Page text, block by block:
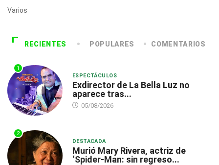
Varios
RECIENTES POPULARES COMENTARIOS
1
ESPECTÁCULOS
Exdirector de La Bella Luz no
aparece tras...
05/08/2026
2
DESTACADA
Murió Mary Rivera, actriz de
‘Spider-Man: sin regreso...